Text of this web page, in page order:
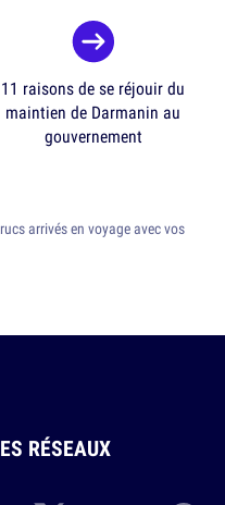
11 raisons de se réjouir du
maintien de Darmanin au
gouvernement
arrivés en voyage avec vos
RÉSEAUX